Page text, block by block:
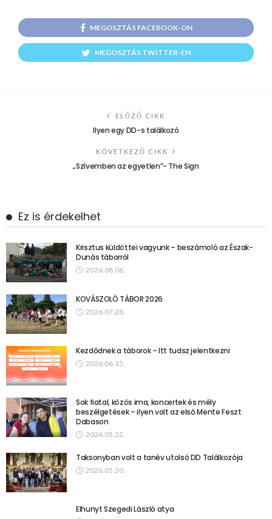
MEGOSZTÁS FACEBOOK-ON
MEGOSZTÁS TWITTER-EN
ELŐZŐ CIKK
Ilyen egy DD-s találkozó
KÖVETKEZŐ CIKK
„Szívemben az egyetlen”- The Sign
Ez is érdekelhet
Krisztus küldöttei vagyunk – beszámoló az Észak-
Dunás táborról
2026.08.06.
KOVÁSZOLÓ TÁBOR 2026
2026.07.28.
Kezdődnek a táborok – Itt tudsz jelentkezni
2026.06.15.
Sok fiatal, közös ima, koncertek és mély
beszélgetések – ilyen volt az első Mente Feszt
Dabason
2026.05.22.
Taksonyban volt a tanév utolsó DD Találkozója
2026.05.20.
Elhunyt Szegedi László atya